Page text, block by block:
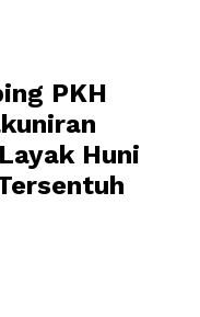
PKH
Huni